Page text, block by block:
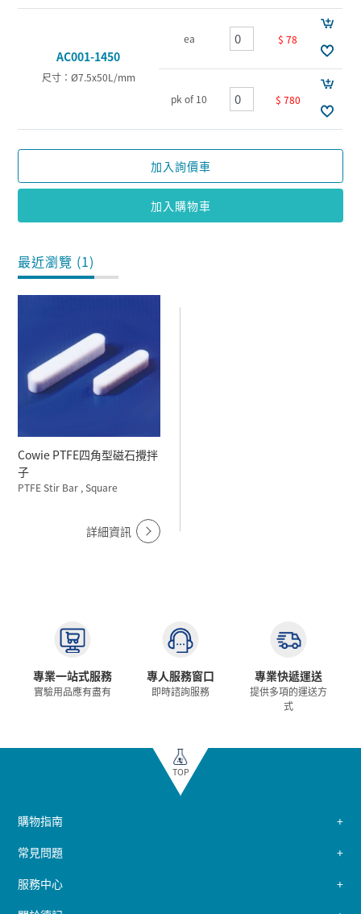
AC001-1450
尺寸：Ø7.5x50L/mm
ea $ 78
pk of 10 $ 780
加入詢價車
加入購物車
最近瀏覽 (1)
Cowie PTFE四角型磁石攪拌
子
PTFE Stir Bar , Square
詳細資訊
專業一站式服務
實驗用品應有盡有
專人服務窗口
即時諮詢服務
專業快遞運送
提供多項的運送方
式
TOP
購物指南
常見問題
服務中心